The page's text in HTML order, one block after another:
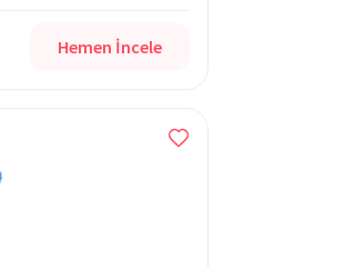
Hemen İncele